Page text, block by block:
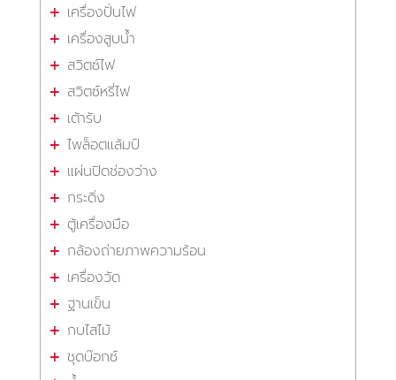
เครื่องปั่นไฟ
เครื่องสูบน้ำ
สวิตซ์ไฟ
สวิตซ์หรี่ไฟ
เต้ารับ
ไพล็อตแล้มป์
แผ่นปิดช่องว่าง
กระดิ่ง
ตู้เครื่องมือ
กล้องถ่ายภาพความร้อน
เครื่องวัด
ฐานเข็น
กบไสไม้
ชุดบ๊อกซ์